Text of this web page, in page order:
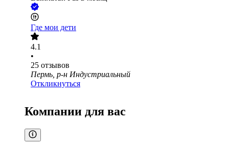
Где мои дети
4.1
•
25 отзывов
Пермь, р-н Индустриальный
Откликнуться
Компании для вас